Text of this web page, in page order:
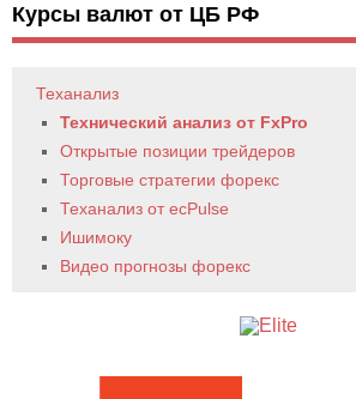
Курсы валют от ЦБ РФ
Теханализ
Технический анализ от FxPro
Открытые позиции трейдеров
Торговые стратегии форекс
Теханализ от ecPulse
Ишимоку
Видео прогнозы форекс